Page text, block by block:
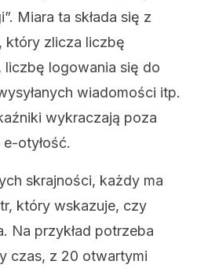
Miara ta składa się z
który zlicza liczbę
logowania się do
wiadomości itp.
wykraczają poza
otyłość.
skrajności, każdy ma
który wskazuje, czy
Na przykład potrzeba
czas, z 20 otwartymi